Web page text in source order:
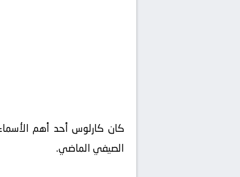
كان كارلوس أحد أهم
الصيفي الماضي.